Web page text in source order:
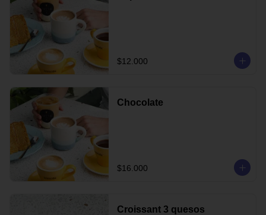
$12.000
Chocolate
$16.000
Croissant 3 quesos